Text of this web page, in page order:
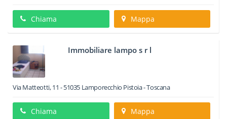
Chiama Mappa
Immobiliare lampo s r l
Via Matteotti, 11 -51035 Lamporecchio Pistoia -Toscana
Chiama Mappa